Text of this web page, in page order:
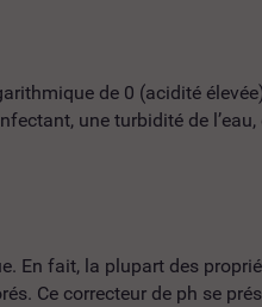
de 0 (acidité
une turbidité de l’eau,
En fait, la plupart des
Ce correcteur de ph se